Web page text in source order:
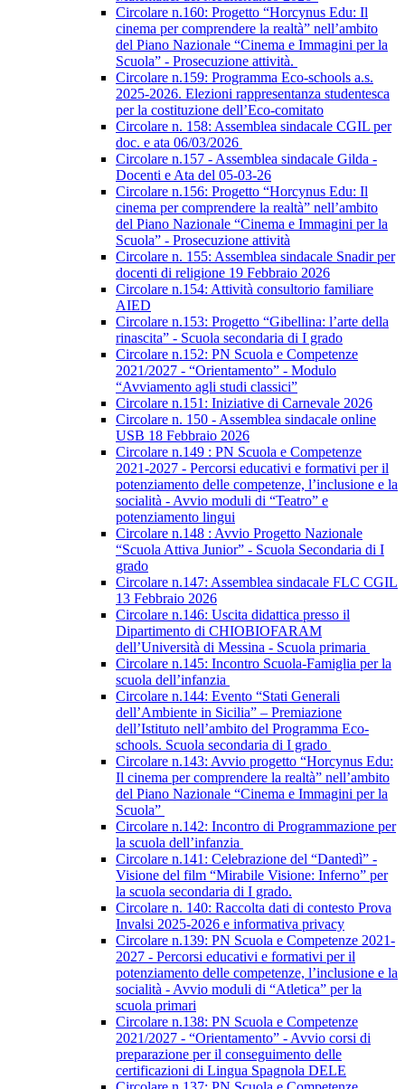
Circolare n.160: Progetto “Horcynus Edu: Il
cinema per comprendere la realtà” nell’ambito
del Piano Nazionale “Cinema e Immagini per la
Scuola” - Prosecuzione attività.
Circolare n.159: Programma Eco-schools a.s.
2025-2026. Elezioni rappresentanza studentesca
per la costituzione dell’Eco-comitato
Circolare n. 158: Assemblea sindacale CGIL per
doc. e ata 06/03/2026
Circolare n.157 - Assemblea sindacale Gilda -
Docenti e Ata del 05-03-26
Circolare n.156: Progetto “Horcynus Edu: Il
cinema per comprendere la realtà” nell’ambito
del Piano Nazionale “Cinema e Immagini per la
Scuola” - Prosecuzione attività
Circolare n. 155: Assemblea sindacale Snadir per
docenti di religione 19 Febbraio 2026
Circolare n.154: Attività consultorio familiare
AIED
Circolare n.153: Progetto “Gibellina: l’arte della
rinascita” - Scuola secondaria di I grado
Circolare n.152: PN Scuola e Competenze
2021/2027 - “Orientamento” - Modulo
“Avviamento agli studi classici”
Circolare n.151: Iniziative di Carnevale 2026
Circolare n. 150 - Assemblea sindacale online
USB 18 Febbraio 2026
Circolare n.149 : PN Scuola e Competenze
2021-2027 - Percorsi educativi e formativi per il
potenziamento delle competenze, l’inclusione e la
socialità - Avvio moduli di “Teatro” e
potenziamento lingui
Circolare n.148 : Avvio Progetto Nazionale
“Scuola Attiva Junior” - Scuola Secondaria di I
grado
Circolare n.147: Assemblea sindacale FLC CGIL
13 Febbraio 2026
Circolare n.146: Uscita didattica presso il
Dipartimento di CHIOBIOFARAM
dell’Università di Messina - Scuola primaria
Circolare n.145: Incontro Scuola-Famiglia per la
scuola dell’infanzia
Circolare n.144: Evento “Stati Generali
dell’Ambiente in Sicilia” – Premiazione
dell’Istituto nell’ambito del Programma Eco-
schools. Scuola secondaria di I grado
Circolare n.143: Avvio progetto “Horcynus Edu:
Il cinema per comprendere la realtà” nell’ambito
del Piano Nazionale “Cinema e Immagini per la
Scuola”
Circolare n.142: Incontro di Programmazione per
la scuola dell’infanzia
Circolare n.141: Celebrazione del “Dantedì” -
Visione del film “Mirabile Visione: Inferno” per
la scuola secondaria di I grado.
Circolare n. 140: Raccolta dati di contesto Prova
Invalsi 2025-2026 e informativa privacy
Circolare n.139: PN Scuola e Competenze 2021-
2027 - Percorsi educativi e formativi per il
potenziamento delle competenze, l’inclusione e la
socialità - Avvio moduli di “Atletica” per la
scuola primari
Circolare n.138: PN Scuola e Competenze
2021/2027 - “Orientamento” - Avvio corsi di
preparazione per il conseguimento delle
certificazioni di Lingua Spagnola DELE